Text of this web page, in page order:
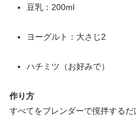
豆乳：200ml
ヨーグルト：大さじ2
ハチミツ（お好みで）
作り方
すべてをブレンダーで撹拌するだ